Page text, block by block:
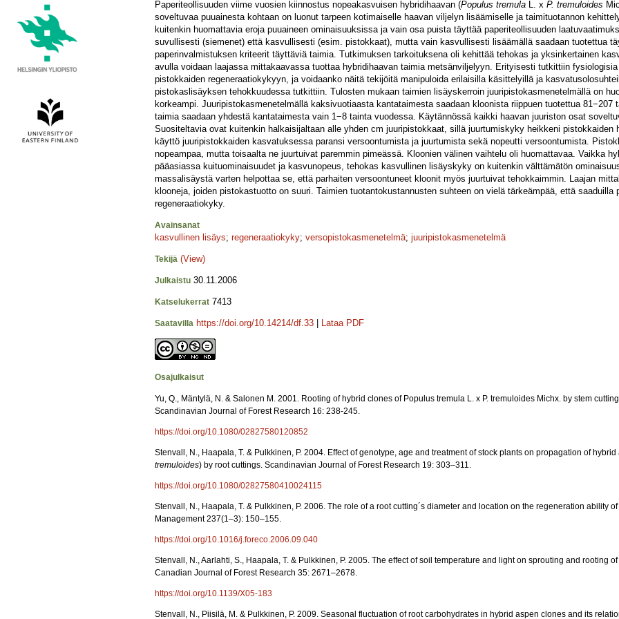
Paperiteollisuuden viime vuosien kiinnostus nopeakasvuisen hybridihaavan (Populus tremula L. x P. tremuloides
soveltuvaa puuainesta kohtaan on luonut tarpeen kotimaiselle haavan viljelyn lisäämiselle ja taimituotannon
kuitenkin huomattavia eroja puuaineen ominaisuuksissa ja vain osa puista täyttää paperiteollisuuden
suvullisesti (siemenet) että kasvullisesti (esim. pistokkaat), mutta vain kasvullisesti lisäämällä saadaan tuotettua
paperinvalmistuksen kriteerit täyttäviä taimia. Tutkimuksen tarkoituksena oli kehittää tehokas ja yksinkertainen
avulla voidaan laajassa mittakaavassa tuottaa hybridihaavan taimia metsänviljelyyn. Erityisesti tutkittiin
pistokkaiden regeneraatiokykyyn, ja voidaanko näitä tekijöitä manipuloida erilaisilla käsittelyillä ja
pistokaslisäyksen tehokkuudessa tutkittiin. Tulosten mukaan taimien lisäyskerroin juuripistokasmenetelmällä on
korkeampi. Juuripistokasmenetelmällä kaksivuotiaasta kantataimesta saadaan kloonista riippuen tuotettua 81−207
taimia saadaan yhdestä kantataimesta vain 1−8 tainta vuodessa. Käytännössä kaikki haavan juuriston osat
Suositeltavia ovat kuitenkin halkaisijaltaan alle yhden cm juuripistokkaat, sillä juurtumiskyky heikkeni pistokkaiden
käyttö juuripistokkaiden kasvatuksessa paransi versoontumista ja juurtumista sekä nopeutti versoontumista.
nopeampaa, mutta toisaalta ne juurtuivat paremmin pimeässä. Kloonien välinen vaihtelu oli huomattavaa. Vaikka
pääasiassa kuituominaisuudet ja kasvunopeus, tehokas kasvullinen lisäyskyky on kuitenkin välttämätön
massalisäystä varten helpottaa se, että parhaiten versoontuneet kloonit myös juurtuivat tehokkaimmin. Laajan
klooneja, joiden pistokastuotto on suuri. Taimien tuotantokustannusten suhteen on vielä tärkeämpää, että saaduilla
regeneraatiokyky.
Avainsanat
kasvullinen lisäys; regeneraatiokyky; versopistokasmenetelmä; juuripistokasmenetelmä
Tekijä (View)
Julkaistu 30.11.2006
Katselukerrat 7413
Saatavilla https://doi.org/10.14214/df.33 Lataa PDF
Osajulkaisut
Yu, Q., Mäntylä, N. & Salonen M. 2001. Rooting of hybrid clones of Populus tremula L. x P. tremuloides Michx. by stem
Scandinavian Journal of Forest Research 16: 238-245.
https://doi.org/10.1080/02827580120852
Stenvall, N., Haapala, T. & Pulkkinen, P. 2004. Effect of genotype, age and treatment of stock plants on propagation of hybrid
tremuloides) by root cuttings. Scandinavian Journal of Forest Research 19: 303–311.
https://doi.org/10.1080/02827580410024115
Stenvall, N., Haapala, T. & Pulkkinen, P. 2006. The role of a root cutting´s diameter and location on the regeneration ability
Management 237(1–3): 150–155.
https://doi.org/10.1016/j.foreco.2006.09.040
Stenvall, N., Aarlahti, S., Haapala, T. & Pulkkinen, P. 2005. The effect of soil temperature and light on sprouting and rooting
Canadian Journal of Forest Research 35: 2671–2678.
https://doi.org/10.1139/X05-183
Stenvall, N., Piisilä, M. & Pulkkinen, P. 2009. Seasonal fluctuation of root carbohydrates in hybrid aspen clones and its